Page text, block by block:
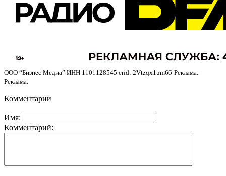
ООО “Бизнес Медиа” ИНН 1101128545 erid: 2Vtzqx1um66 Реклама.
Реклама.
Комментарии
Имя:
Комментарий: